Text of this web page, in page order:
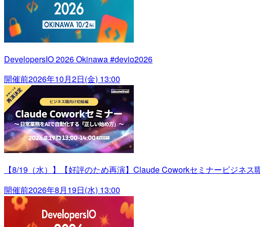
DevelopersIO 2026 Okinawa #devio2026
開催前2026年10月2日(金) 13:00
【8/19（水）】【好評のため再演】Claude Coworkセミナービジネ
開催前2026年8月19日(水) 13:00